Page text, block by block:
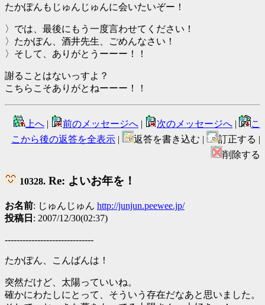
たかぽんもじゅんじゅんに会いたいぞー！
〉では、最後にもう一度言わせてください！
〉たかぽん、酒井先生、ごめんなさい！
〉そして、ありがとうーーー！！
謝ることはないっすよ？
こちらこそありがとねーーー！！
上へ | 前のメッセージへ | 次のメッセージへ |
こ
こから後の返答を全表示 | 返答を書き込む |
訂正する |
削除する
10328. Re: よいお年を！
お名前: じゅんじゅん http://junjun.peewee.jp/
投稿日 : 2007/12/30(02:37)
------------------------------
たかぽん、こんばんは！
突然だけど、太陽っていいね。
確かにわたしにとって、そういう存在だなあと思いました。